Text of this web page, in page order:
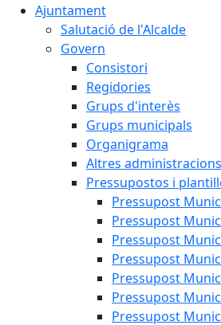
Ajuntament
Salutació de l'Alcalde
Govern
Consistori
Regidories
Grups d'interès
Grups municipals
Organigrama
Altres administracions
Pressupostos i
Pressupost
Pressupost
Pressupost
Pressupost
Pressupost
Pressupost
Pressupost